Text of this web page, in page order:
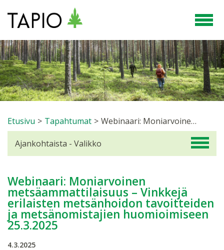
Etusivu > Tapahtumat > Webinaari: Moniarvoinen metsäammattilaisuus – Vinkkejä erilaisten metsänhoidon tavoitteiden ja metsänomistajien huomioimiseen 25.3.2025
Webinaari: Moniarvoinen
metsäammattilaisuus – Vinkkejä
erilaisten metsänhoidon tavoitteiden
ja metsänomistajien huomioimiseen
25.3.2025
4.3.2025
Ajankohtaista - Valikko